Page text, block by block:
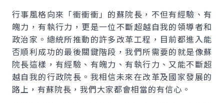
行事風格向來「衝衝衝」的蘇院長，不但有經驗、有
魄力，有執行力，更是一位不斷超越自我的領導者和
政治家。總統所推動的許多改革工程，目前都進入能
否順利成功的最後關鍵階段，我們所需要的就是像蘇
院長這樣，有經驗、有魄力、有執行力、又能不斷超
越自我的行政院長。我相信未來在改革及國家發展的
路上，有蘇院長，我們大家都會相當的有信心。